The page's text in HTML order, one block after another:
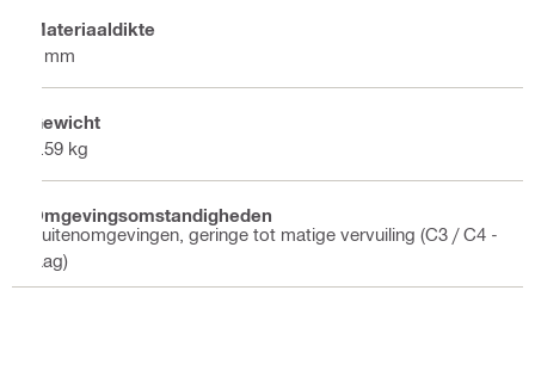
Materiaaldikte
4 mm
Gewicht
0.59 kg
Omgevingsomstandigheden
Buitenomgevingen, geringe tot matige vervuiling (C3 / C4 -
laag)